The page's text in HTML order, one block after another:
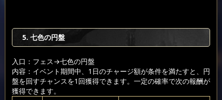
5. 七色の円盤
入口：フェス→七色の円盤
内容：イベント期間中、1日のチャージ額が条件を満たすと、円
盤を回すチャンスを1回獲得できます。一定の確率で次の報酬が
獲得できます。